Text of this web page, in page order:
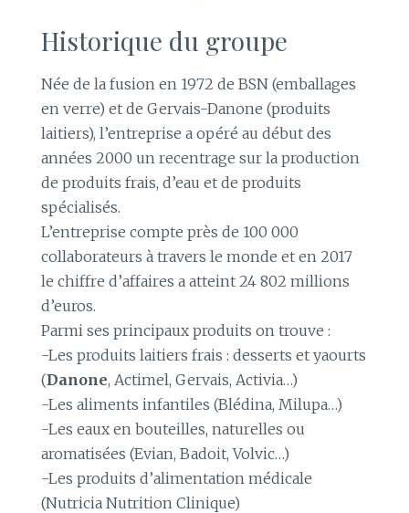
Historique du groupe
Née de la fusion en 1972 de BSN (emballages
en verre) et de Gervais-Danone (produits
laitiers), l’entreprise a opéré au début des
années 2000 un recentrage sur la production
de produits frais, d’eau et de produits
spécialisés.
L’entreprise compte près de 100 000
collaborateurs à travers le monde et en 2017
le chiffre d’affaires a atteint 24 802 millions
d’euros.
Parmi ses principaux produits on trouve :
-Les produits laitiers frais : desserts et yaourts
(Danone, Actimel, Gervais, Activia…)
-Les aliments infantiles (Blédina, Milupa…)
-Les eaux en bouteilles, naturelles ou
aromatisées (Evian, Badoit, Volvic…)
-Les produits d’alimentation médicale
(Nutricia Nutrition Clinique)